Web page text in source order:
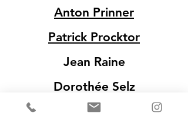
Anton Prinner
Patrick Procktor
Jean Raine
Dorothée Selz
Ivan da Silva-Bruhns